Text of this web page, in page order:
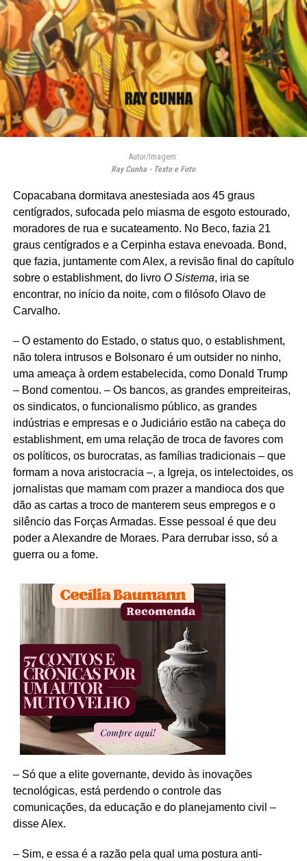
Autor/Imagem:
Ray Cunha - Texto e Foto
Copacabana dormitava anestesiada aos 45 graus
centígrados, sufocada pelo miasma de esgoto estourado,
moradores de rua e sucateamento. No Beco, fazia 21
graus centígrados e a Cerpinha estava enevoada. Bond,
que fazia, juntamente com Alex, a revisão final do capítulo
sobre o establishment, do livro O Sistema, iria se
encontrar, no início da noite, com o filósofo Olavo de
Carvalho.
– O estamento do Estado, o status quo, o establishment,
não tolera intrusos e Bolsonaro é um outsider no ninho,
uma ameaça à ordem estabelecida, como Donald Trump
– Bond comentou. – Os bancos, as grandes empreiteiras,
os sindicatos, o funcionalismo público, as grandes
indústrias e empresas e o Judiciário estão na cabeça do
establishment, em uma relação de troca de favores com
os políticos, os burocratas, as famílias tradicionais – que
formam a nova aristocracia –, a Igreja, os intelectoides, os
jornalistas que mamam com prazer a mandioca dos que
dão as cartas a troco de manterem seus empregos e o
silêncio das Forças Armadas. Esse pessoal é que deu
poder a Alexandre de Moraes. Para derrubar isso, só a
guerra ou a fome.
– Só que a elite governante, devido às inovações
tecnológicas, está perdendo o controle das
comunicações, da educação e do planejamento civil –
disse Alex.
– Sim, e essa é a razão pela qual uma postura anti-